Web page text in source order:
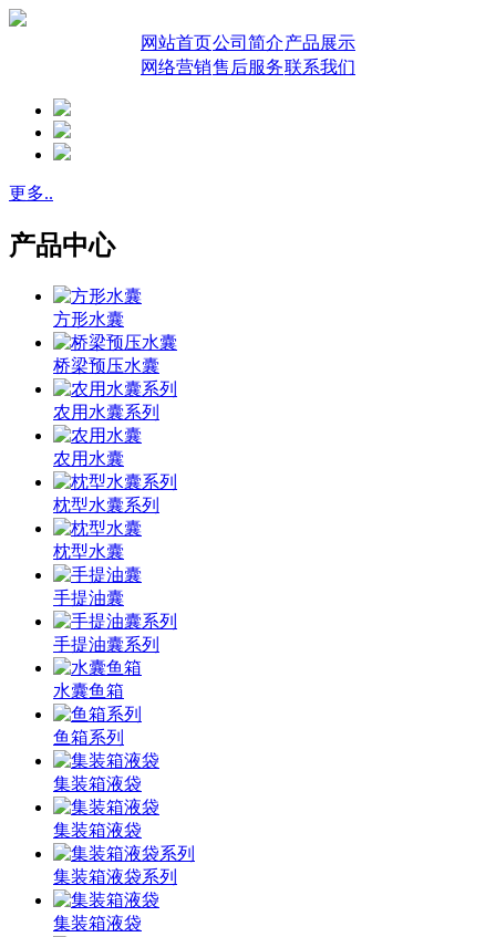
网站首页公司简介产品展示
网络营销售后服务联系我们
更多..
产品中心
方形水囊
桥梁预压水囊
农用水囊系列
农用水囊
枕型水囊系列
枕型水囊
手提油囊
手提油囊系列
水囊鱼箱
鱼箱系列
集装箱液袋
集装箱液袋
集装箱液袋系列
集装箱液袋